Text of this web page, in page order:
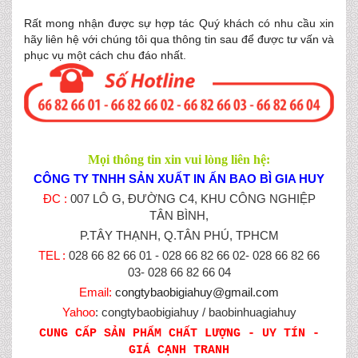
Rất mong nhận được sự hợp tác Quý khách có nhu cầu xin
hãy liên hệ với chúng tôi qua thông tin sau để được tư vấn và
phục vụ một cách chu đáo nhất.
Mọi thông tin xin vui lòng liên hệ:
CÔNG TY TNHH SẢN XUẤT IN ẤN BAO BÌ GIA HUY
ĐC : 007 LÔ G, ĐƯỜNG C4, KHU CÔNG NGHIỆP
TÂN BÌNH,
P.TÂY THẠNH, Q.TÂN PHÚ, TPHCM
TEL : 028 66 82 66 01 - 028 66 82 66 02- 028 66 82 66
03- 028 66 82 66 04
Email: congtybaobigiahuy@gmail.com
Yahoo: congtybaobigiahuy / baobinhuagiahuy
CUNG CẤP SẢN PHẨM CHẤT LƯỢNG - UY TÍN -
GIÁ CẠNH TRANH